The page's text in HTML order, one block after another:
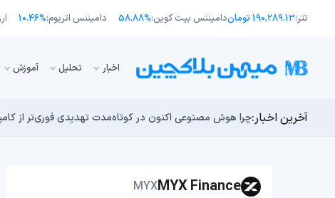
تتر:190,289.13 تومان دامیننس بیت کوین:58.88% دامیننس اتریوم:10.46%
اﺧﺒﺎر تحلیل آموزش
آخرین اخبار:راه‌های حفظ ارزش پول؛ چگونه قدرت خرید خود را در برابر
طرح جدید EIP-8363: آیا کاهش پاداش استیکینگ به ضرر اتریوم تمام می‌شود؟
چرا هوش مصنوعی اکنون در کوتاه‌مدت تهدیدی فوری‌تر از
مایکل ترپین: متاسفم، بیت‌کوین به سمت ۴۳,۵۰۰ دلار در حال سقوط است
توسعه‌دهندگان بیت‌کوین ۸۵ باگ بحرانی را در یک وضعیت «فوق‌العاده بد» شناسایی کردند
MYX Finance
MYX